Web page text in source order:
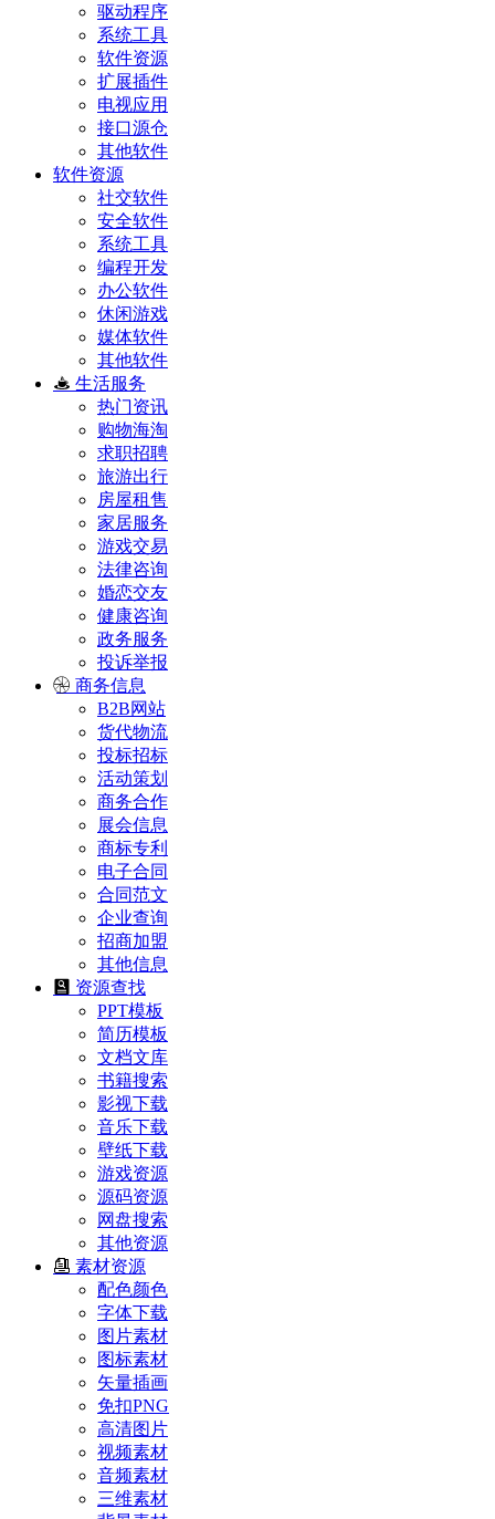
驱动程序
系统工具
软件资源
扩展插件
电视应用
接口源仓
其他软件
软件资源
社交软件
安全软件
系统工具
编程开发
办公软件
休闲游戏
媒体软件
其他软件
生活服务
热门资讯
购物海淘
求职招聘
旅游出行
房屋租售
家居服务
游戏交易
法律咨询
婚恋交友
健康咨询
政务服务
投诉举报
商务信息
B2B网站
货代物流
投标招标
活动策划
商务合作
展会信息
商标专利
电子合同
合同范文
企业查询
招商加盟
其他信息
资源查找
PPT模板
简历模板
文档文库
书籍搜索
影视下载
音乐下载
壁纸下载
游戏资源
源码资源
网盘搜索
其他资源
素材资源
配色颜色
字体下载
图片素材
图标素材
矢量插画
免扣PNG
高清图片
视频素材
音频素材
三维素材